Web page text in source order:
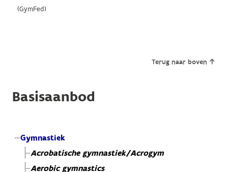
(GymFed)
Terug naar boven
Basisaanbod
Gymnastiek
Acrobatische gymnastiek/Acrogym
Aerobic gymnastics